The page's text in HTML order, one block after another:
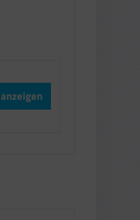
anzeigen